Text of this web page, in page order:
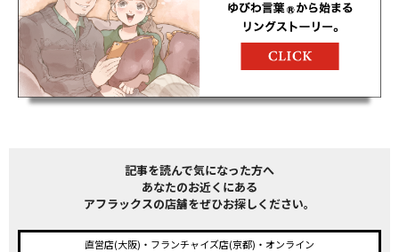
記事を読んで気になった方へ
あなたのお近くにある
アフラックスの店舗をぜひお探しください。
直営店(大阪)・フランチャイズ店(京都)・オンライン